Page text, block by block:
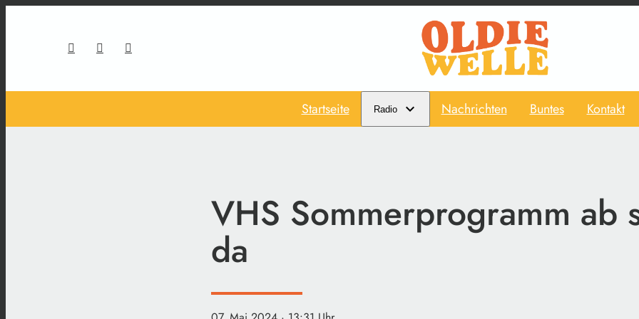
Startseite Radio Nachrichten Buntes Kontakt
VHS Sommerprogramm ab
da